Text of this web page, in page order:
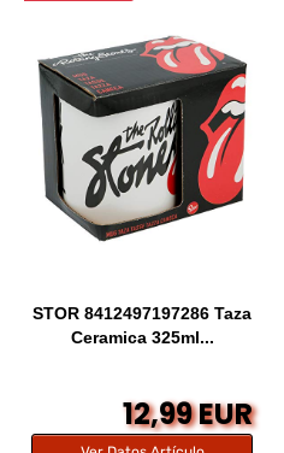
STOR 8412497197286 Taza
Ceramica 325ml...
12,99 EUR